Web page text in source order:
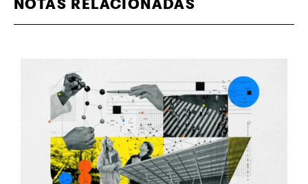
NOTAS RELACIONADAS